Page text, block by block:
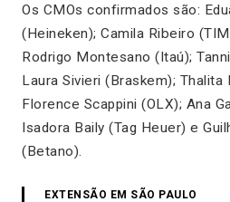
Os CMOs confirmados são:
(Heineken); Camila Ribeiro
Rodrigo Montesano (Itaú);
Laura Sivieri (Braskem); Thalita
Florence Scappini (OLX); Ana
Isadora Baily (Tag Heuer) e
(Betano).
EXTENSÃO EM SÃO PAULO